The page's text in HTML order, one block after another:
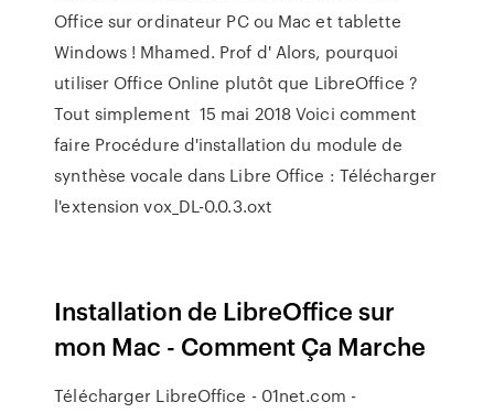
Office sur ordinateur PC ou Mac et tablette
Windows ! Mhamed. Prof d' Alors, pourquoi
utiliser Office Online plutôt que LibreOffice ?
Tout simplement 15 mai 2018 Voici comment
faire Procédure d'installation du module de
synthèse vocale dans Libre Office : Télécharger
l'extension vox_DL-0.0.3.oxt
Installation de LibreOffice sur
mon Mac - Comment Ça Marche
Télécharger LibreOffice - 01net.com -